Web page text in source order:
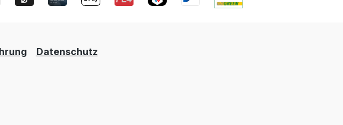
Datenschutz